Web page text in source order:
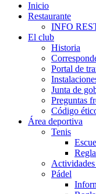
Inicio
Restaurante
INFO
El club
Historia
Portal de
Junta de
Preguntas
Código
Área deportiva
Tenis
Pádel